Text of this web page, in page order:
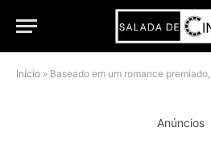
Início » Baseado em um romance premiado, este K-
Anúncios